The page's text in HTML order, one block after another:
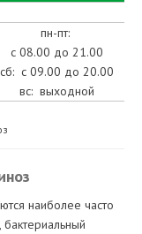
пн-пт:
с 08.00 до 21.00
сб: с 09.00 до 20.00
вс: выходной
наиболее часто